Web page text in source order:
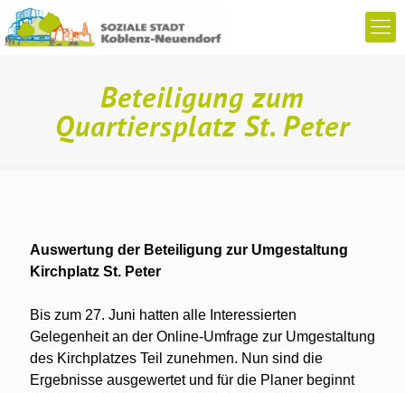
Beteiligung zum
Quartiersplatz St. Peter
Auswertung der Beteiligung zur Umgestaltung
Kirchplatz St. Peter
Bis zum 27. Juni hatten alle Interessierten
Gelegenheit an der Online-Umfrage zur Umgestaltung
des Kirchplatzes Teil zunehmen. Nun sind die
Ergebnisse ausgewertet und für die Planer beginnt